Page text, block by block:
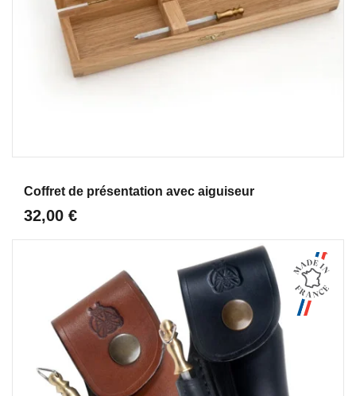
Coffret de présentation avec aiguiseur
32,00 €